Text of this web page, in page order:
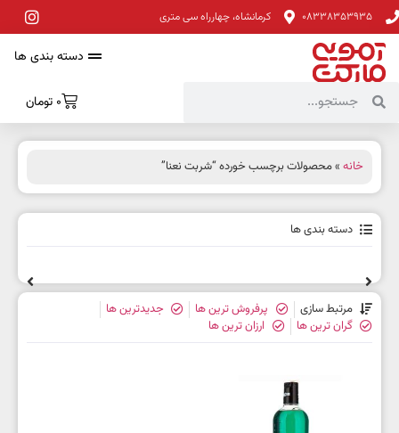
08338353935 کرمانشاه، چهارراه سی متری
دسته بندی ها
0 تومان
خانه » محصولات برچسب خورده “شربت نعنا”
دسته بندی ها
مرتبط سازی پرفروش ترین ها
جدیدترین ها
گران ترین ها
ارزان ترین ها